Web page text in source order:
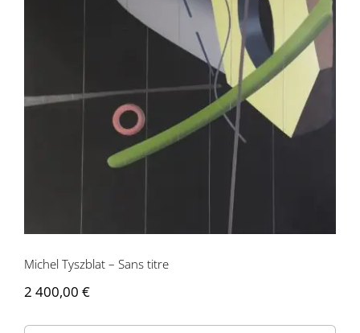
Michel Tyszblat – Sans titre
Michel Tyszblat – Sans titre
2 400,00 €